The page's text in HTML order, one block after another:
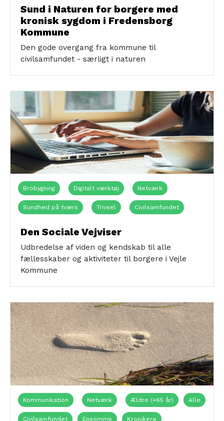
Sund i Naturen for borgere med
kronisk sygdom i Fredensborg
Kommune
Den gode overgang fra kommune til
civilsamfundet - særligt i naturen
Brobygning Digitalt værktøj Netværk
Sundhed på tværs Trivsel Civilsamfundet
Digitalt/online Jobcenter
Den Sociale Vejviser
Udbredelse af viden og kendskab til alle
fællesskaber og aktiviteter til borgere i Vejle
Kommune
Kommunikation Netværk Ældre (+65 år) Alle
Civilsamfundet Ensomme Kronikere